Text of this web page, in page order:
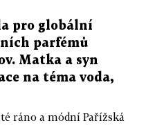
pro globální
parfémů
Matka a syn
na téma voda,
ráno a módní Pařížská